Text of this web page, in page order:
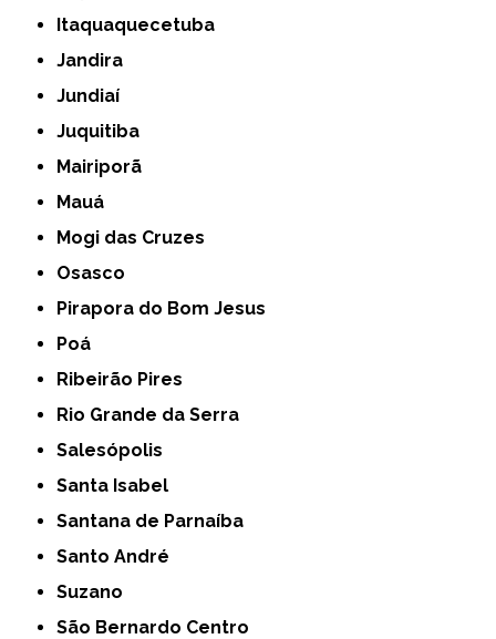
Itaquaquecetuba
Jandira
Jundiaí
Juquitiba
Mairiporã
Mauá
Mogi das Cruzes
Osasco
Pirapora do Bom Jesus
Poá
Ribeirão Pires
Rio Grande da Serra
Salesópolis
Santa Isabel
Santana de Parnaíba
Santo André
Suzano
São Bernardo Centro